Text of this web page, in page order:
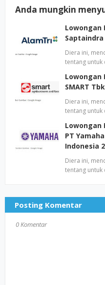
Anda mungkin
Lowongan
Diera ini,
tentang
Lowongan
SMART
Diera ini,
tentang
Lowongan
PT
Indonesia
Diera ini,
tentang
Posting Komentar
0 Komentar